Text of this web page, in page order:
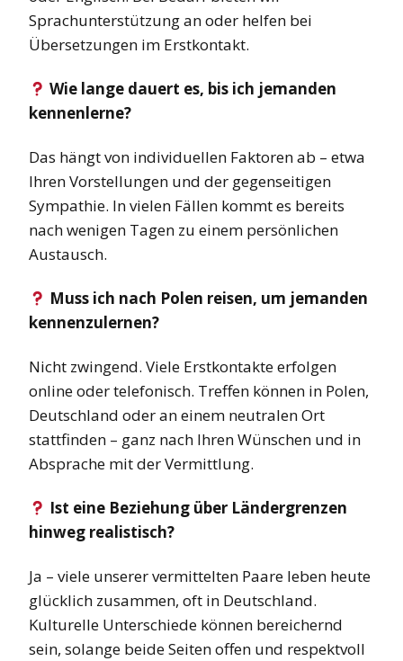
Sprachunterstützung an oder helfen bei
Übersetzungen im Erstkontakt.
Wie lange dauert es, bis ich jemanden
kennenlerne?
Das hängt von individuellen Faktoren ab – etwa
Ihren Vorstellungen und der gegenseitigen
Sympathie. In vielen Fällen kommt es bereits
nach wenigen Tagen zu einem persönlichen
Austausch.
Muss ich nach Polen reisen, um jemanden
kennenzulernen?
Nicht zwingend. Viele Erstkontakte erfolgen
online oder telefonisch. Treffen können in Polen,
Deutschland oder an einem neutralen Ort
stattfinden – ganz nach Ihren Wünschen und in
Absprache mit der Vermittlung.
Ist eine Beziehung über Ländergrenzen
hinweg realistisch?
Ja – viele unserer vermittelten Paare leben heute
glücklich zusammen, oft in Deutschland.
Kulturelle Unterschiede können bereichernd
sein, solange beide Seiten offen und respektvoll